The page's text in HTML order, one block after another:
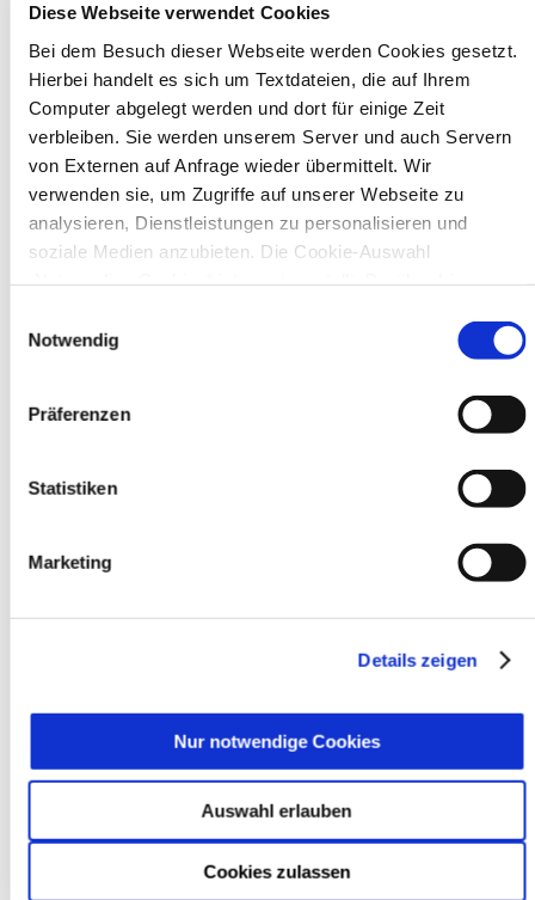
Diese Webseite verwendet Cookies
Bei dem Besuch dieser Webseite werden Cookies gesetzt.
Hierbei handelt es sich um Textdateien, die auf Ihrem
Computer abgelegt werden und dort für einige Zeit
verbleiben. Sie werden unserem Server und auch Servern
von Externen auf Anfrage wieder übermittelt. Wir
verwenden sie, um Zugriffe auf unserer Webseite zu
analysieren, Dienstleistungen zu personalisieren und
soziale Medien anzubieten. Die Cookie-Auswahl
(USA) mit unzureichendem Datenschutzniveau verarbeiten.
Überwachungszwecken von anderen missbraucht werden,
ohne dass Sie sich mit einem Rechtsbehelf hiervor
werden, wie lang sie gespeichert werden, von wem sie
Datenschutzerklärung
jederzeit mit Wirkung für die Zukunft angepasst oder
Notwendig
Präferenzen
Statistiken
Marketing
Details zeigen
Cookies zulassen
Auswahl erlauben
Nur notwendige Cookies
Museen zu entdecken, darunter das
Ikonen-Museum und die
Kunsthalle.Mehr
Bürgerbeteiligung
Online-Beteiligungsportal der
Stadtverwaltung
Flächennutzungsplan zu beteiligen.
Bebauungsplänen finden Sie hier.
Gewerbe
Senioren und Pflege
Finanzielle und soziale Notlagen
Broschüren und Pläne